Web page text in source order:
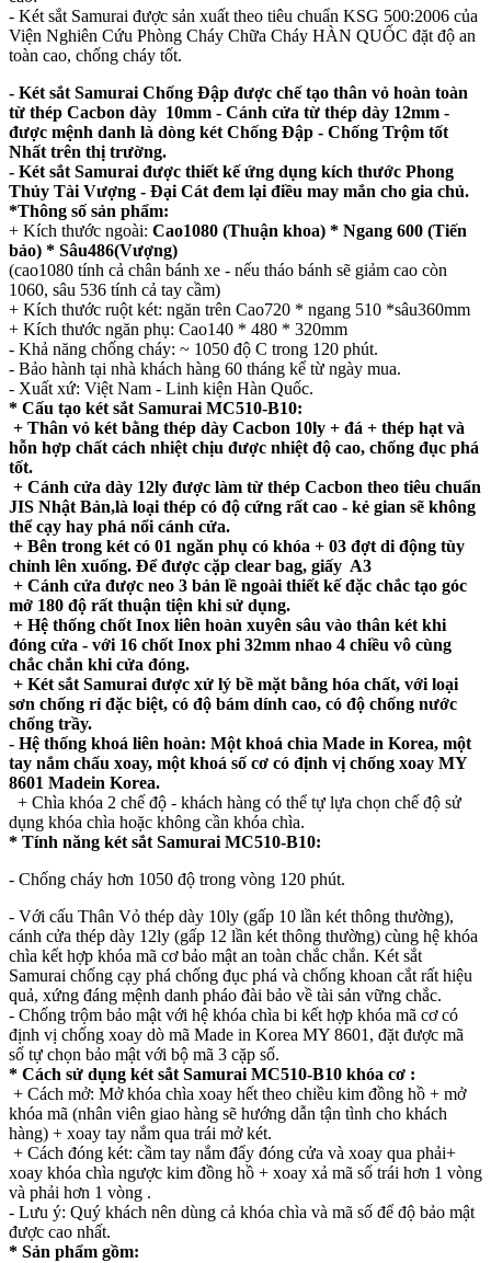
- Két sắt Samurai được sản xuất theo tiêu chuẩn KSG 500:2006 của
Viện Nghiên Cứu Phòng Cháy Chữa Cháy HÀN QUỐC đặt độ an
toàn cao, chống cháy tốt.
- Két sắt Samurai Chống Đập được chế tạo thân vỏ hoàn toàn
từ thép Cacbon dày 10mm - Cánh cửa từ thép dày 12mm -
được mệnh danh là dòng két Chống Đập - Chống Trộm tốt
Nhất trên thị trường.
- Két sắt Samurai được thiết kế ứng dụng kích thước Phong
Thủy Tài Vượng - Đại Cát đem lại điều may mắn cho gia chủ.
*Thông số sản phẩm:
+ Kích thước ngoài: Cao1080 (Thuận khoa) * Ngang 600 (Tiến
bảo) * Sâu486(Vượng)
(cao1080 tính cả chân bánh xe - nếu tháo bánh sẽ giảm cao còn
1060, sâu 536 tính cả tay cầm)
+ Kích thước ruột két: ngăn trên Cao720 * ngang 510 *sâu360mm
+ Kích thước ngăn phụ: Cao140 * 480 * 320mm
- Khả năng chống cháy: ~ 1050 độ C trong 120 phút.
- Bảo hành tại nhà khách hàng 60 tháng kể từ ngày mua.
- Xuất xứ: Việt Nam - Linh kiện Hàn Quốc.
* Cấu tạo két sắt Samurai MC510-B10:
+ Thân vỏ két bằng thép dày Cacbon 10ly + đá + thép hạt và
hỗn hợp chất cách nhiệt chịu được nhiệt độ cao, chống đục phá
tốt.
+ Cánh cửa dày 12ly được làm từ thép Cacbon theo tiêu chuẩn
JIS Nhật Bản,là loại thép có độ cứng rất cao - kẻ gian sẽ không
thể cạy hay phá nổi cánh cửa.
+ Bên trong két có 01 ngăn phụ có khóa + 03 đợt di động tùy
chỉnh lên xuống. Để được cặp clear bag, giấy A3
+ Cánh cửa được neo 3 bản lề ngoài thiết kế đặc chắc tạo góc
mở 180 độ rất thuận tiện khi sử dụng.
+ Hệ thống chốt Inox liên hoàn xuyên sâu vào thân két khi
đóng cửa - với 16 chốt Inox phi 32mm nhao 4 chiều vô cùng
chắc chắn khi cửa đóng.
+ Két sắt Samurai được xử lý bề mặt bằng hóa chất, với loại
sơn chống rỉ đặc biệt, có độ bám dính cao, có độ chống nước
chống trầy.
- Hệ thống khoá liên hoàn: Một khoá chìa Made in Korea, một
tay nắm chấu xoay, một khoá số cơ có định vị chống xoay MY
8601 Madein Korea.
+ Chìa khóa 2 chế độ - khách hàng có thể tự lựa chọn chế độ sử
dụng khóa chìa hoặc không cần khóa chìa.
* Tính năng két sắt Samurai MC510-B10:
- Chống cháy hơn 1050 độ trong vòng 120 phút.
- Với cấu Thân Vỏ thép dày 10ly (gấp 10 lần két thông thường),
cánh cửa thép dày 12ly (gấp 12 lần két thông thường) cùng hệ khóa
chìa kết hợp khóa mã cơ bảo mật an toàn chắc chắn. Két sắt
Samurai chống cạy phá chống đục phá và chống khoan cắt rất hiệu
quả, xứng đáng mệnh danh pháo đài bảo về tài sản vững chắc.
- Chống trộm bảo mật với hệ khóa chìa bi kết hợp khóa mã cơ có
định vị chống xoay dò mã Made in Korea MY 8601, đặt được mã
số tự chọn bảo mật với bộ mã 3 cặp số.
* Cách sử dụng két sắt Samurai MC510-B10 khóa cơ :
+ Cách mở: Mở khóa chìa xoay hết theo chiều kim đồng hồ + mở
khóa mã (nhân viên giao hàng sẽ hướng dẫn tận tình cho khách
hàng) + xoay tay nắm qua trái mở két.
+ Cách đóng két: cầm tay nắm đẩy đóng cửa và xoay qua phải+
xoay khóa chìa ngược kim đồng hồ + xoay xả mã số trái hơn 1 vòng
và phải hơn 1 vòng .
- Lưu ý: Quý khách nên dùng cả khóa chìa và mã số để độ bảo mật
được cao nhất.
* Sản phẩm gồm: